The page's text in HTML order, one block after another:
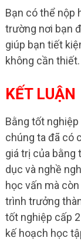
Bạn có thể nộp
trường nơi bạn
giúp bạn tiết
không cần thiết.
KẾT LUẬN
Bằng tốt nghiệp
chúng ta đã có
giá trị của bằng
dục và nghề
học vấn mà
trình trưởng
tốt nghiệp cấp
kế hoạch học